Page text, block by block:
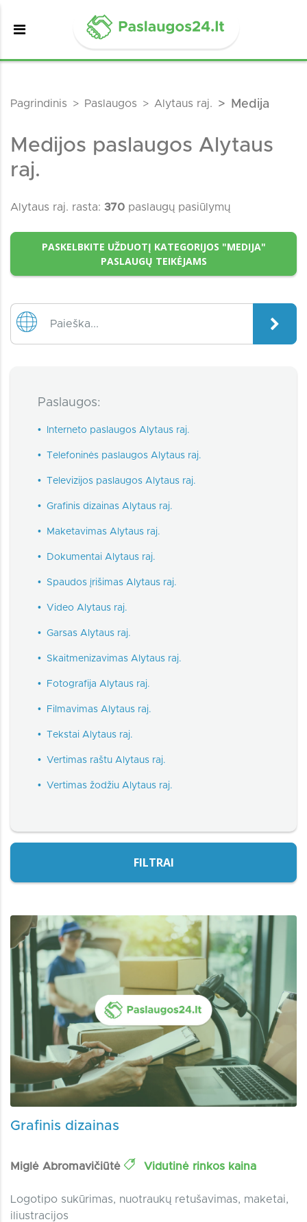
Pagrindinis Paslaugos Alytaus raj. Medija
Medijos paslaugos Alytaus
raj.
Alytaus raj. rasta: 370 paslaugų pasiūlymų
PASKELBKITE UŽDUOTĮ KATEGORIJOS "MEDIJA"
PASLAUGŲ TEIKĖJAMS
Paslaugos:
• Interneto paslaugos Alytaus raj.
• Telefoninės paslaugos Alytaus raj.
• Televizijos paslaugos Alytaus raj.
• Grafinis dizainas Alytaus raj.
• Maketavimas Alytaus raj.
• Dokumentai Alytaus raj.
• Spaudos įrišimas Alytaus raj.
• Video Alytaus raj.
• Garsas Alytaus raj.
• Skaitmenizavimas Alytaus raj.
• Fotografija Alytaus raj.
• Filmavimas Alytaus raj.
• Tekstai Alytaus raj.
• Vertimas raštu Alytaus raj.
• Vertimas žodžiu Alytaus raj.
FILTRAI
Grafinis dizainas
Miglė Abromavičiūtė Vidutinė rinkos kaina
Logotipo sukūrimas, nuotraukų retušavimas, maketai,
iliustracijos